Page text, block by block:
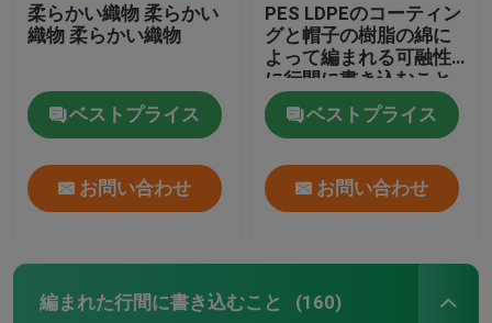
柔らかい織物 柔らかい
織物 柔らかい織物
ベストプライス
お問い合わせ
PES LDPEのコーティン
グと帽子の樹脂の綿に
よって編まれる可融性
に行間に書き込むこと
ベストプライス
お問い合わせ
編まれた行間に書き込むこと (160)